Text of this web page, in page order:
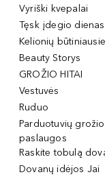
Vyriški kvepalai
Tęsk įdegio dienas
Kelionių
Beauty Storys
GROŽIO HITAI
Vestuvės
Ruduo
Parduotuvių grožio
paslaugos
Raskite tobulą
Dovanų idėjos Jai